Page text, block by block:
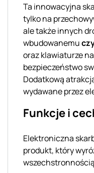
Ta innowacyjna
tylko na
ale także innych
wbudowanemu
oraz klawiaturze
bezpieczeństwo
Dodatkową
wydawane przez
Funkcje i
Elektroniczna
produkt, który